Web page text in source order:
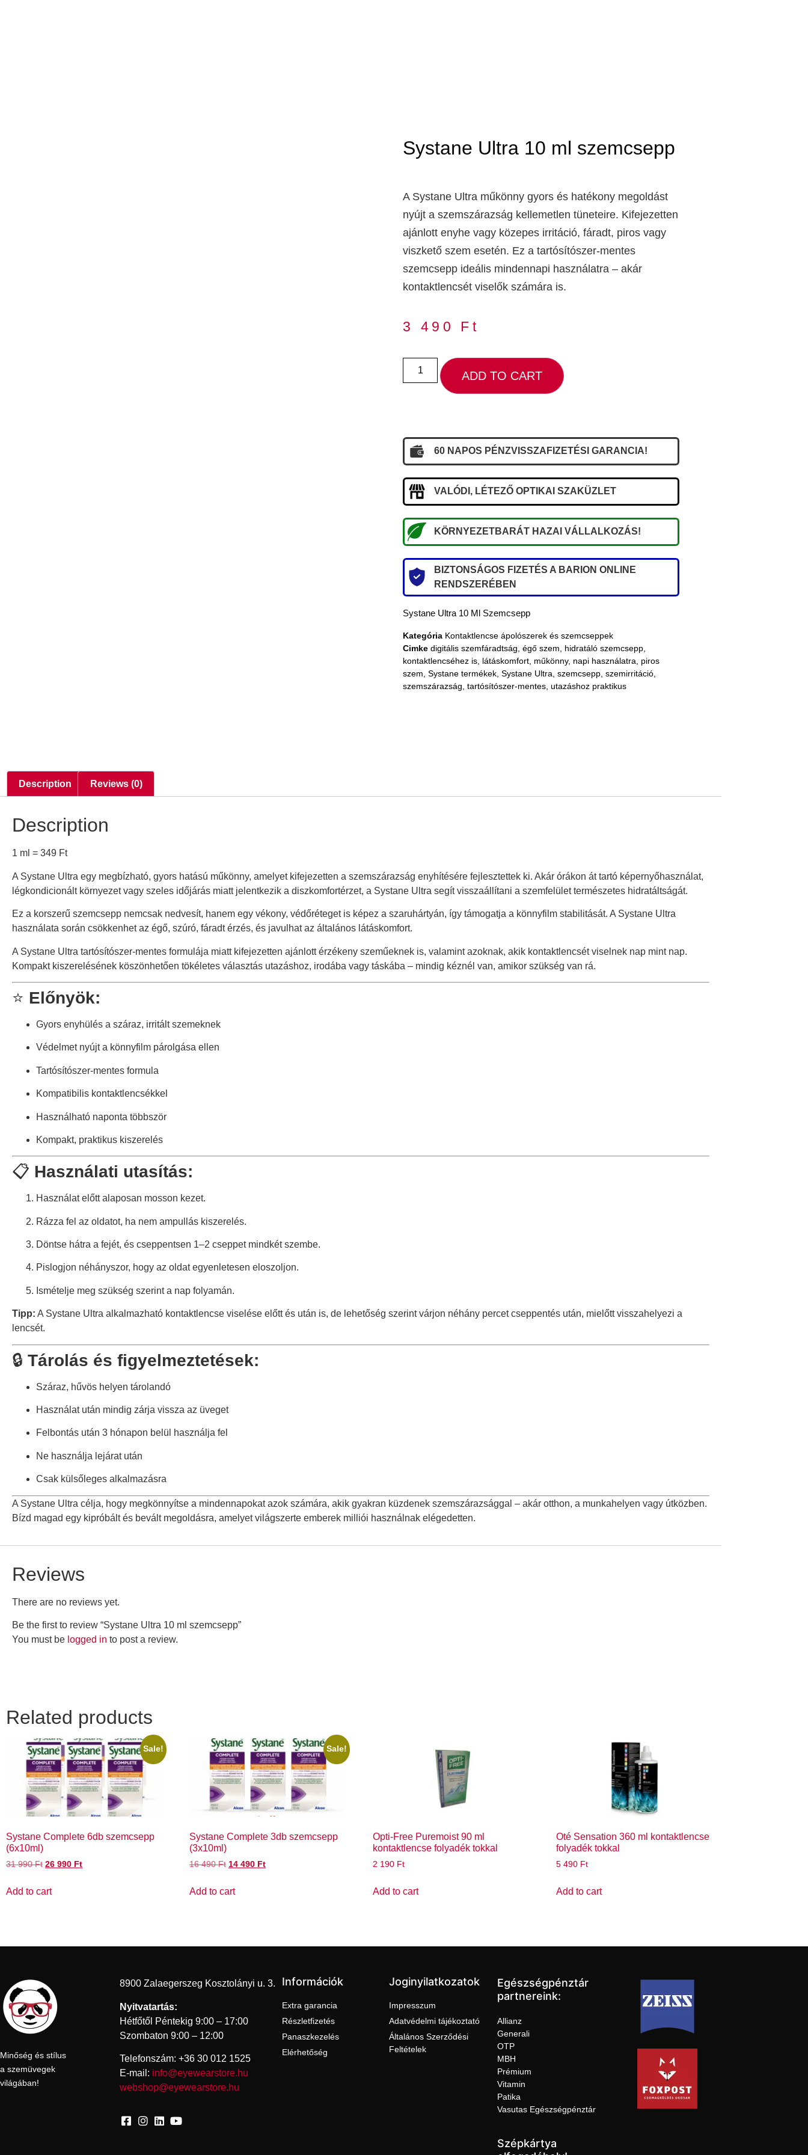
Systane Ultra 10 ml szemcsepp
A Systane Ultra műkönny gyors és hatékony megoldást
nyújt a szemszárazság kellemetlen tüneteire. Kifejezetten
ajánlott enyhe vagy közepes irritáció, fáradt, piros vagy
viszkető szem esetén. Ez a tartósítószer-mentes
szemcsepp ideális mindennapi használatra – akár
kontaktlencsét viselők számára is.
3 490 Ft
ADD TO CART
60 NAPOS PÉNZVISSZAFIZETÉSI GARANCIA!
VALÓDI, LÉTEZŐ OPTIKAI SZAKÜZLET
KÖRNYEZETBARÁT HAZAI VÁLLALKOZÁS!
BIZTONSÁGOS FIZETÉS A BARION ONLINE
RENDSZERÉBEN
Systane Ultra 10 Ml Szemcsepp
Kategória Kontaktlencse ápolószerek és szemcseppek
Cimke digitális szemfáradtság égő szem hidratáló szemcsepp
kontaktlencséhez is látáskomfort műkönny, napi használatra
piros
szem Systane termékek Systane Ultra szemcsepp szemirritáció
szemszárazság tartósítószer-mentes utazáshoz praktikus
Description Reviews (0)
Description
1 ml = 349 Ft
A Systane Ultra egy megbízható, gyors hatású műkönny, amelyet kifejezetten a szemszárazság enyhítésére fejlesztettek ki. Akár órákon át tartó képernyőhasználat,
légkondicionált környezet vagy szeles időjárás miatt jelentkezik a diszkomfortérzet, a Systane Ultra segít visszaállítani a szemfelület természetes hidratáltságát.
Ez a korszerű szemcsepp nemcsak nedvesít, hanem egy vékony, védőréteget is képez a szaruhártyán, így támogatja a könnyfilm stabilitását. A Systane Ultra
használata során csökkenhet az égő, szúró, fáradt érzés, és javulhat az általános látáskomfort.
A Systane Ultra tartósítószer-mentes formulája miatt kifejezetten ajánlott érzékeny szeműeknek is, valamint azoknak, akik kontaktlencsét viselnek nap mint nap.
Kompakt kiszerelésének köszönhetően tökéletes választás utazáshoz, irodába vagy táskába – mindig kéznél van, amikor szükség van rá.
⭐ Előnyök:
Gyors enyhülés a száraz, irritált szemeknek
Védelmet nyújt a könnyfilm párolgása ellen
Tartósítószer-mentes formula
Kompatibilis kontaktlencsékkel
Használható naponta többször
Kompakt, praktikus kiszerelés
📋 Használati utasítás:
Használat előtt alaposan mosson kezet.
Rázza fel az oldatot, ha nem ampullás kiszerelés.
Döntse hátra a fejét, és cseppentsen 1–2 cseppet mindkét szembe.
Pislogjon néhányszor, hogy az oldat egyenletesen eloszoljon.
Ismételje meg szükség szerint a nap folyamán.
Tipp: A Systane Ultra alkalmazható kontaktlencse viselése előtt és után is, de lehetőség szerint várjon néhány percet cseppentés után, mielőtt visszahelyezi a
lencsét.
🔒 Tárolás és figyelmeztetések:
Száraz, hűvös helyen tárolandó
Használat után mindig zárja vissza az üveget
Felbontás után 3 hónapon belül használja fel
Ne használja lejárat után
Csak külsőleges alkalmazásra
A Systane Ultra célja, hogy megkönnyítse a mindennapokat azok számára, akik gyakran küzdenek szemszárazsággal – akár otthon, a munkahelyen vagy útközben.
Bízd magad egy kipróbált és bevált megoldásra, amelyet világszerte emberek milliói használnak elégedetten.
Reviews
There are no reviews yet.
Be the first to review “Systane Ultra 10 ml szemcsepp”
You must be logged in to post a review.
Related products
Sale!
Systane Complete 6db szemcsepp
(6x10ml)
31 990Ft 26 990 Ft
Add to cart
Sale!
Systane Complete 3db szemcsepp
(3x10ml)
16 490Ft 14 490 Ft
Add to cart
Opti-Free Puremoist 90 ml
kontaktlencse folyadék tokkal
2 190 Ft
Add to cart
Oté Sensation 360 ml kontaktlencse
folyadék tokkal
5 490 Ft
Add to cart
Minőség és stílus
a szemüvegek
világában!
8900 Zalaegerszeg Kosztolányi u. 3.
Nyitvatartás:
Hétfőtől Péntekig 9:00 – 17:00
Szombaton 9:00 – 12:00
Telefonszám: +36 30 012 1525
E-mail: info@eyewearstore.hu
webshop@eyewearstore.hu
Információk
Extra garancia
Részletfizetés
Panaszkezelés
Elérhetőség
Joginyilatkozatok
Impresszum
Adatvédelmi tájékoztató
Általános Szerződési
Feltételek
Egészségpénztár
partnereink:
Allianz
Generali
OTP
MBH
Prémium
Vitamin
Patika
Vasutas Egészségpénztár
Szépkártya